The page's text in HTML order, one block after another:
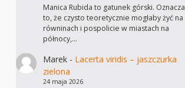
Manica Rubida to gatunek górski. Oznacza
to, że czysto teoretycznie mogłaby żyć na
równinach i pospolicie w miastach na
północy,…
Marek- Lacerta viridis – jaszczurka
zielona
24 maja 2026